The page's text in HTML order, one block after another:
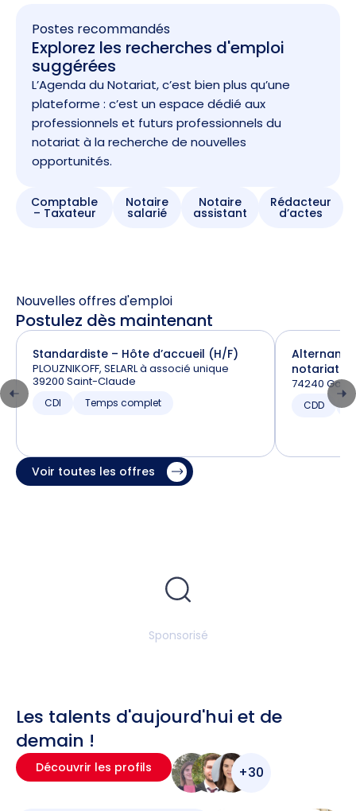
Postes recommandés
Explorez les recherches d'emploi
suggérées
L’Agenda du Notariat, c’est bien plus qu’une
plateforme : c’est un espace dédié aux
professionnels et futurs professionnels du
notariat à la recherche de nouvelles
opportunités.
Comptable
– Taxateur
Notaire
salarié
Notaire
assistant
Rédacteur
d’actes
Nouvelles offres d'emploi
Postulez dès maintenant
Standardiste – Hôte d’accueil (H/F)
PLOUZNIKOFF, SELARL à associé unique
39200 Saint-Claude
CDI Temps complet
notariat
74240
CDD
Voir toutes les offres
Sponsorisé
Les talents d'aujourd'hui et de
demain !
Découvrir les profils +30